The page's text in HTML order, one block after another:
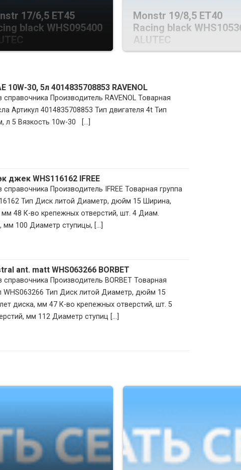
17/6,5 ET45
black WHS095400
Monstr 19/8,5 ET40
Racing black
ALUTEC
10W-30, 5л 4014835708853 RAVENOL
справочника Производитель RAVENOL Товарная
Артикул 4014835708853 Тип двигателя 4t Тип
5 Вязкость 10w-30 [...]
джек WHS116162 IFREE
справочника Производитель IFREE Товарная группа
Тип Диск литой Диаметр, дюйм 15 Ширина,
48 К-во крепежных отверстий, шт. 4 Диам.
мм 100 Диаметр ступицы, [...]
ant. matt WHS063266 BORBET
справочника Производитель BORBET Товарная
WHS063266 Тип Диск литой Диаметр, дюйм 15
диска, мм 47 К-во крепежных отверстий, шт. 5
мм 112 Диаметр ступиц [...]